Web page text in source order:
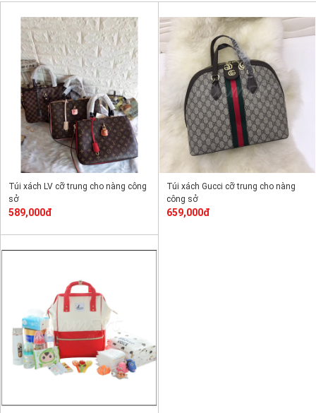
Túi xách LV cỡ trung cho nàng công
sở
589,000đ
Túi xách Gucci cỡ trung cho nàng
công sở
659,000đ